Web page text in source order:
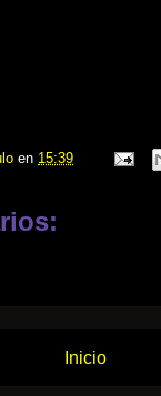
en 15:39
Inicio